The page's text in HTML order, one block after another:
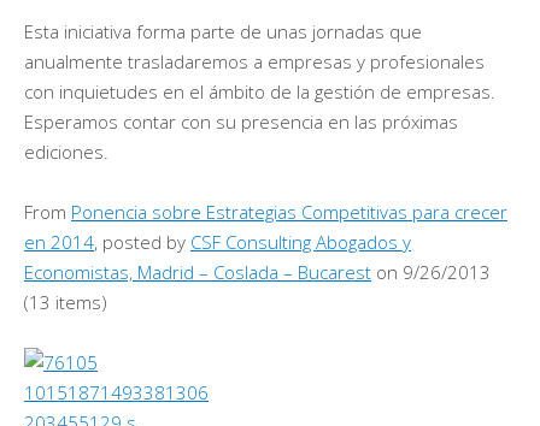
Esta iniciativa forma parte de unas jornadas que
anualmente trasladaremos a empresas y profesionales
con inquietudes en el ámbito de la gestión de empresas.
Esperamos contar con su presencia en las próximas
ediciones.
From Ponencia sobre Estrategias Competitivas para crecer
en 2014, posted by CSF Consulting Abogados y
Economistas, Madrid – Coslada – Bucarest on 9/26/2013
(13 items)